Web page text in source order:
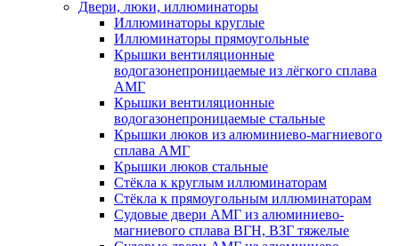
Двери, люки, иллюминаторы
Иллюминаторы круглые
Иллюминаторы прямоугольные
Крышки вентиляционные
водогазонепроницаемые из лёгкого сплава
АМГ
Крышки вентиляционные
водогазонепроницаемые стальные
Крышки люков из алюминиево-магниевого
сплава АМГ
Крышки люков стальные
Стёкла к круглым иллюминаторам
Стёкла к прямоугольным иллюминаторам
Судовые двери АМГ из алюминиево-
магниевого сплава ВГН, ВЗГ тяжелые